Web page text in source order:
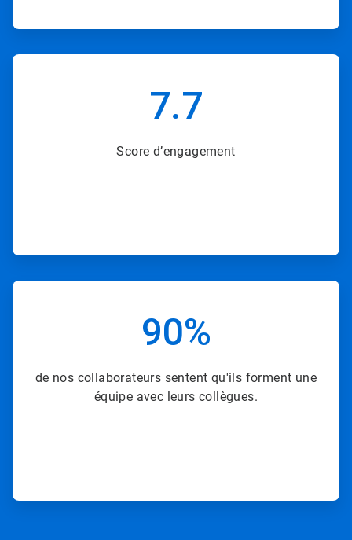
de
7.7
Score d’engagement
de
90%
de nos collaborateurs sentent qu'ils forment une
équipe avec leurs collègues.